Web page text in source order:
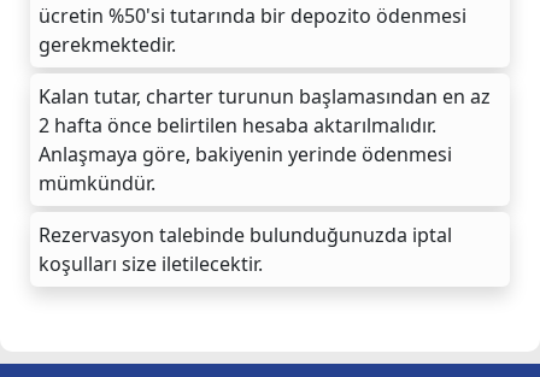
ücretin %50'si tutarında bir depozito ödenmesi
gerekmektedir.
Kalan tutar, charter turunun başlamasından en az
2 hafta önce belirtilen hesaba aktarılmalıdır.
Anlaşmaya göre, bakiyenin yerinde ödenmesi
mümkündür.
Rezervasyon talebinde bulunduğunuzda iptal
koşulları size iletilecektir.